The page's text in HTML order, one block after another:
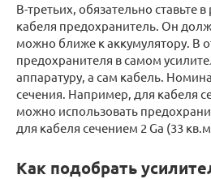
В-третьих, обязательно ставьте
кабеля предохранитель. Он
можно ближе к аккумулятору. В
предохранителя в самом
аппаратуру, а сам кабель.
сечения. Например, для кабеля
можно использовать
для кабеля сечением 2 Ga (33
Как подобрать